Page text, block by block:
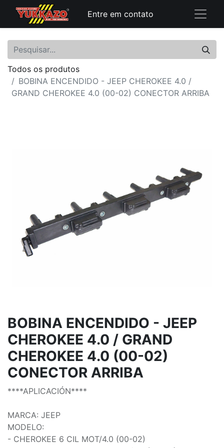
Entre em contato
Todos os produtos
BOBINA ENCENDIDO - JEEP CHEROKEE 4.0 /
GRAND CHEROKEE 4.0 (00-02) CONECTOR ARRIBA
BOBINA ENCENDIDO - JEEP
CHEROKEE 4.0 / GRAND
CHEROKEE 4.0 (00-02)
CONECTOR ARRIBA
****APLICACIÓN****
MARCA: JEEP
MODELO:
- CHEROKEE 6 CIL MOT/4.0 (00-02)